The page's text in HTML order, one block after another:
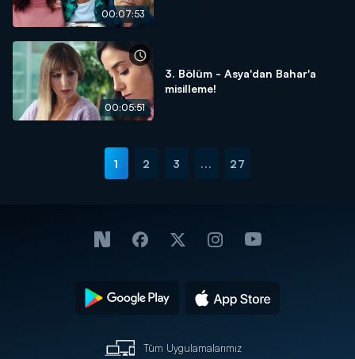
00:07:53
00:05:51
3. Bölüm - Asya'dan Bahar'a
misilleme!
1 2 3 ... 27
Tüm Uygulamalarımız